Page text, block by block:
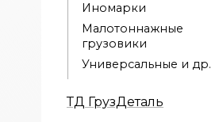
Иномарки
Малотоннажные
грузовики
Универсальные и др.
ТД ГрузДеталь